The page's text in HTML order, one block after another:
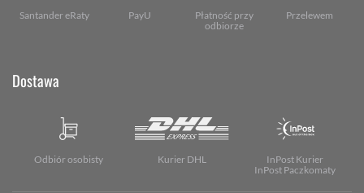
Santander eRaty PayU
Płatność przy
odbiorze
Przelewem
Dostawa
Odbiór osobisty Kurier DHL
InPost Kurier
InPost Paczkomaty